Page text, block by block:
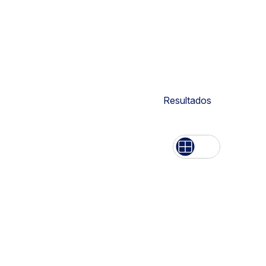
Resultados
Lista Rede